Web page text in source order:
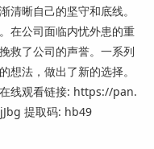
清晰自己的坚守和底线。
在公司面临内忧外患的重
救了公司的声誉。一系列
想法，做出了新的选择。
在线观看链接: https://pan.
提取码: hb49